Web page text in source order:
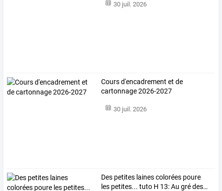
30 juil. 2026
Cours d'encadrement et de
cartonnage 2026-2027
30 juil. 2026
Des petites lainescolorées poure
les petites... tuto H 13:Au grédes…